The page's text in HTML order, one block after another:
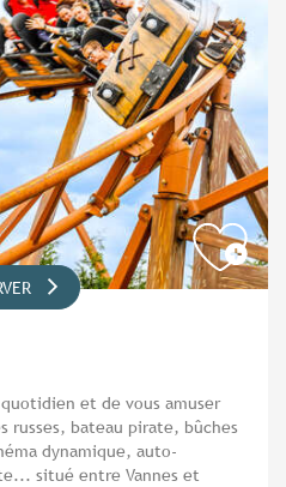
et de vous amuser
russes, bateau pirate, bûches
dynamique, auto-
situé entre Vannes et